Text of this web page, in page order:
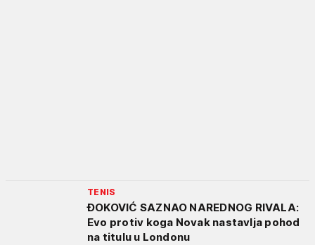
TENIS
ĐOKOVIĆ SAZNAO NAREDNOG RIVALA:
Evo protiv koga Novak nastavlja pohod
na titulu u Londonu